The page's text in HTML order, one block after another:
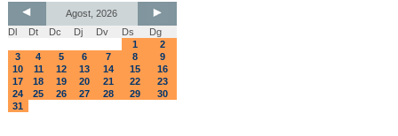
Agost, 2026
Dl
Dt Dc Dj Dv Ds
Dg
1
2
3
4 5 6 7 8
9
10
11 12 13 14 15
16
17
18 19 20 21 22
23
24
25 26 27 28 29
30
31